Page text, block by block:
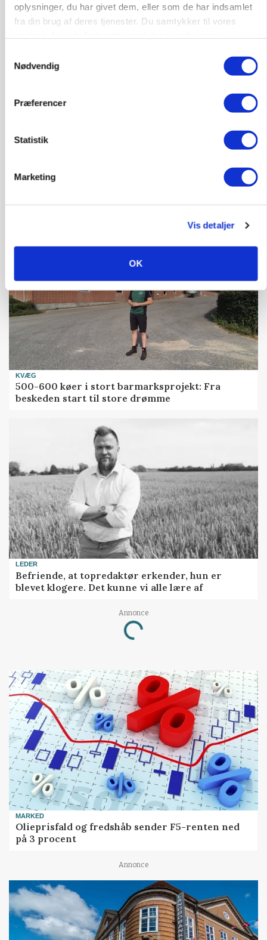
oplysninger, du har givet dem, eller som de har indsamlet
fra din brug af deres tjenester. Du samtykker til vores
Nødvendig
Præferencer
Statistik
Marketing
Vis detaljer
OK
KVÆG
500-600 køer i stort barmarksprojekt: Fra
beskeden start til store drømme
LEDER
Befriende, at topredaktør erkender, hun er
blevet klogere. Det kunne vi alle lære af
Annonce
Loading...
MARKED
Olieprisfald og fredshåb sender F5-renten ned
på 3 procent
Annonce